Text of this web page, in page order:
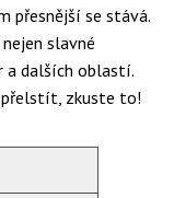
přesnější se stává.
slavné
a dalších oblastí.
přelstít, zkuste to!